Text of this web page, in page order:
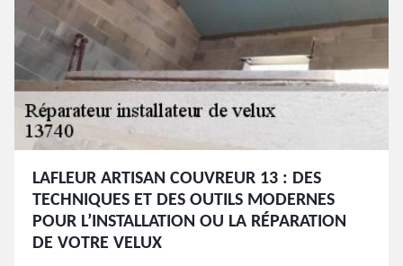
LAFLEUR ARTISAN COUVREUR 13 : DES
TECHNIQUES ET DES OUTILS MODERNES
POUR L’INSTALLATION OU LA RÉPARATION
DE VOTRE VELUX